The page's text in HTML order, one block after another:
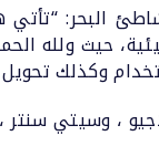
البحر: “تأتي
حيث ولله
وكذلك
، وسيتي